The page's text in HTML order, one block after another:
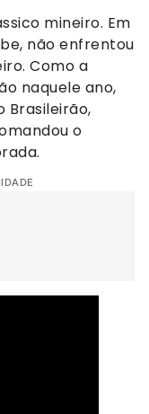
mineiro. Em
não enfrentou
Como a
naquele ano,
Brasileirão,
o